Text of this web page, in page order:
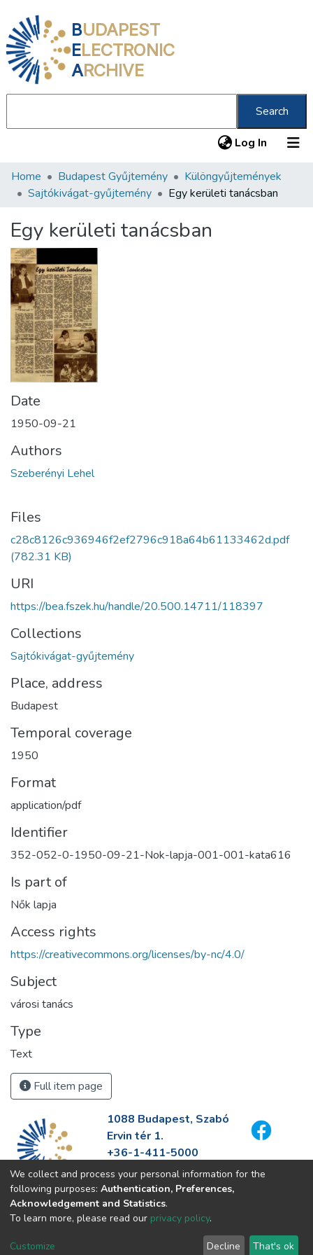
BUDAPEST
ELECTRONIC
ARCHIVE
Search
Log In (current)
Communities & Collections
Statistics
About us
Home Budapest Gyűjtemény
Különgyűjtemények
Sajtókivágat-gyűjtemény
Egy kerületi tanácsban
Egy kerületi tanácsban
Date
1950-09-21
Authors
Szeberényi Lehel
Files
c28c8126c936946f2ef2796c918a64b61133462d.pdf
(782.31 KB)
URI
https://bea.fszek.hu/handle/20.500.14711/118397
Collections
Sajtókivágat-gyűjtemény
Place, address
Budapest
Temporal coverage
1950
Format
application/pdf
Identifier
352-052-0-1950-09-21-Nok-lapja-001-001-kata616
Is part of
Nők lapja
Access rights
https://creativecommons.org/licenses/by-nc/4.0/
Subject
városi tanács
Type
Text
Full item page
1088 Budapest, Szabó
Ervin tér 1.
+36-1-411-5000
info@fszek.hu
https://fszek.hu
We collect and process your personal information for the
following purposes: Authentication, Preferences,
Acknowledgement and Statistics.
To learn more, please read our privacy policy.
Customize Decline That's ok